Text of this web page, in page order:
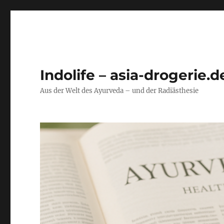
Indolife – asia-
Aus der Welt des Ayurveda – und der Radiästhesie